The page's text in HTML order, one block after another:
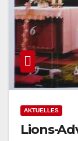
AKTUELLES
Lions-